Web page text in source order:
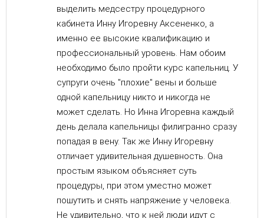
выделить медсестру процедурного
кабинета Инну Игоревну Аксененко, а
именно ее высокие квалификацию и
профессиональный уровень. Нам обоим
необходимо было пройти курс капельниц. У
супруги очень "плохие" вены и больше
одной капельницу никто и никогда не
может сделать. Но Инна Игоревна каждый
день делала капельницы филигранно сразу
попадая в вену. Так же Инну Игоревну
отличает удивительная душевность. Она
простым языком объясняет суть
процедуры, при этом уместно может
пошутить и снять напряжение у человека.
Не удивительно, что к ней люди идут с